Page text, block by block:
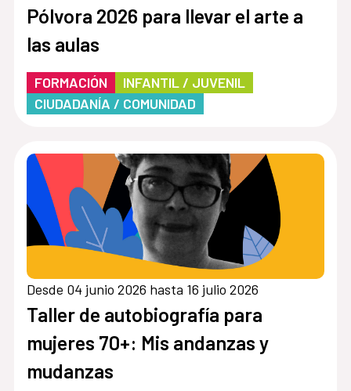
Pólvora 2026 para llevar el arte a
las aulas
FORMACIÓN
INFANTIL / JUVENIL
CIUDADANÍA / COMUNIDAD
Desde 04 junio 2026 hasta 16 julio 2026
Taller de autobiografía para
mujeres 70+: Mis andanzas y
mudanzas